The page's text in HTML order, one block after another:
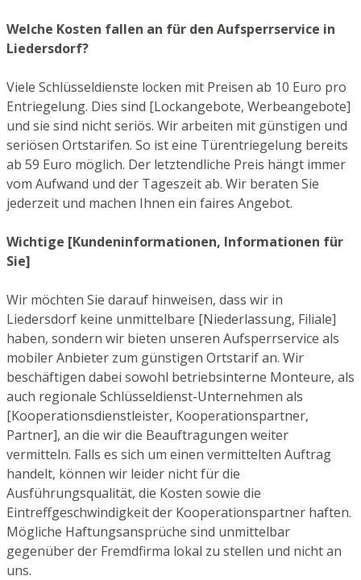
Welche Kosten fallen an für den Aufsperrservice in
Liedersdorf?
Viele Schlüsseldienste locken mit Preisen ab 10 Euro pro
Entriegelung. Dies sind [Lockangebote, Werbeangebote]
und sie sind nicht seriös. Wir arbeiten mit günstigen und
seriösen Ortstarifen. So ist eine Türentriegelung bereits
ab 59 Euro möglich. Der letztendliche Preis hängt immer
vom Aufwand und der Tageszeit ab. Wir beraten Sie
jederzeit und machen Ihnen ein faires Angebot.
Wichtige [Kundeninformationen, Informationen für
Sie]
Wir möchten Sie darauf hinweisen, dass wir in
Liedersdorf keine unmittelbare [Niederlassung, Filiale]
haben, sondern wir bieten unseren Aufsperrservice als
mobiler Anbieter zum günstigen Ortstarif an. Wir
beschäftigen dabei sowohl betriebsinterne Monteure, als
auch regionale Schlüsseldienst-Unternehmen als
[Kooperationsdienstleister, Kooperationspartner,
Partner], an die wir die Beauftragungen weiter
vermitteln. Falls es sich um einen vermittelten Auftrag
handelt, können wir leider nicht für die
Ausführungsqualität, die Kosten sowie die
Eintreffgeschwindigkeit der Kooperationspartner haften.
Mögliche Haftungsansprüche sind unmittelbar
gegenüber der Fremdfirma lokal zu stellen und nicht an
uns.